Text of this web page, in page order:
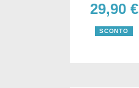
29,90 €
SCONTO